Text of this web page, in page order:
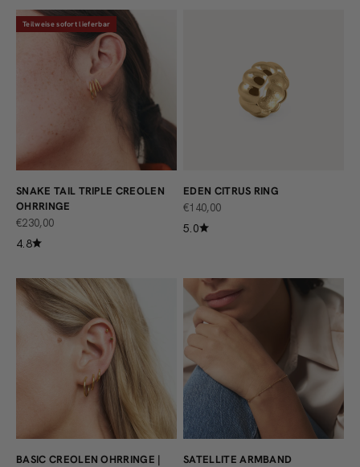
Teilweise sofort lieferbar
SNAKE TAIL TRIPLE CREOLEN
OHRRINGE
ANGEBOT
€230,00
4.8
EDEN CITRUS RING
ANGEBOT
€140,00
5.0
BASIC CREOLEN OHRRINGE |
SATELLITE ARMBAND